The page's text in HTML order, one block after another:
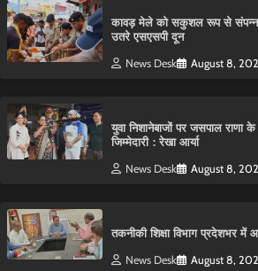
कावड़ मेले को सकुशल रूप से
उतरे एसएसपी दून
News Desk August 8,
युवा निशानेबाजों पर जसपाल
जिम्मेदारी : रेखा आर्या
News Desk August 8,
तकनीकी शिक्षा विभाग प्रदेशभर में
News Desk August 8,